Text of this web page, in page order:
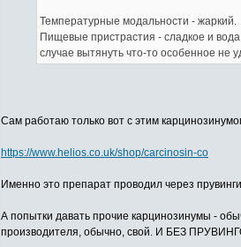
Температурные модальности - жаркий.
Пищевые пристрастия - сладкое и
случае вытянуть что-то особенное не
Сам работаю только вот с этим
https://www.helios.co.uk/shop/carcinosin-co
Именно это препарат проводил через
А попытки давать прочие карцинозинумы -
производителя, обычно, свой. И БЕЗ